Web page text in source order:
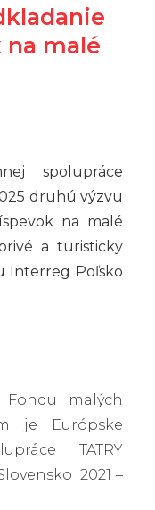
na malé
spolupráce
druhú výzvu
na malé
a turisticky
Interreg Poľsko
malých
je Európske
TATRY
2021 –